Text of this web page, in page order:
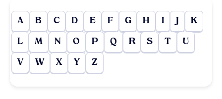
A B C D E F G H I J K
L M N O P Q R S T U
V W X Y Z